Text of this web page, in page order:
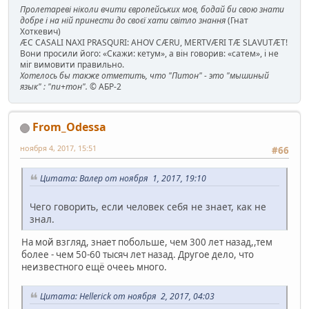
Пролетареві ніколи вчити європейських мов, бодай би свою знати
добре і на ній принести до своєї хати світло знання(Гнат
Хоткевич)
ÆC CASALI NAXI PRASQURI: AHOV CÆRU, MERTVÆRI TÆ SLAVUTÆT!
Вони просили його: «Скажи: кетум», а він говорив: «сатем», і не
міг вимовити правильно.
Хотелось бы также отметить, что "Питон" - это "мышиный
язык" : "пи+тон". © АБР-2
From_Odessa
#66
ноября 4, 2017, 15:51
Цитата: Валер от ноября 1, 2017, 19:10
Чего говорить, если человек себя не знает, как не
знал.
На мой взгляд, знает побольше, чем 300 лет назад,,тем
более - чем 50-60 тысяч лет назад. Другое дело, что
неизвестного ещё очееь много.
Цитата: Hellerick от ноября 2, 2017, 04:03